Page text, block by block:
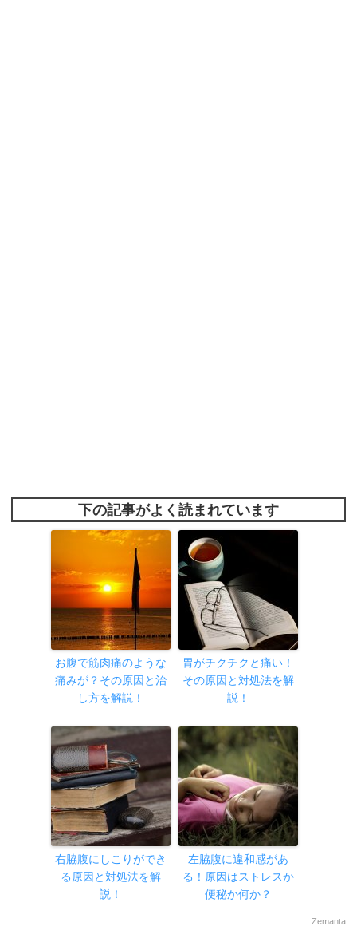
下の記事がよく読まれています
お腹で筋肉痛のような
痛みが？その原因と治
し方を解説！
胃がチクチクと痛い！
その原因と対処法を解
説！
右脇腹にしこりができ
る原因と対処法を解
説！
左脇腹に違和感があ
る！原因はストレスか
便秘か何か？
Zemanta